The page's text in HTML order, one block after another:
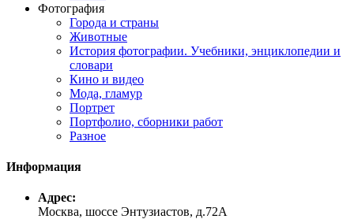
Фотография
Города и страны
Животные
История фотографии. Учебники, энциклопедии и
словари
Кино и видео
Мода, гламур
Портрет
Портфолио, сборники работ
Разное
Информация
Адрес:
Москва, шоссе Энтузиастов, д.72А